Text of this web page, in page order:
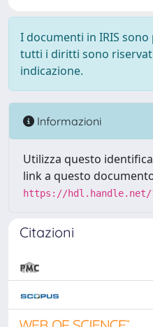
I documenti in IRIS
tutti i diritti sono
indicazione.
Informazioni
Utilizza questo
link a questo
https://hdl.handle.net/
Citazioni